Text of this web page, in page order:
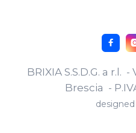
BRIXIA S.S.D.G. a r.l.
Brescia -
